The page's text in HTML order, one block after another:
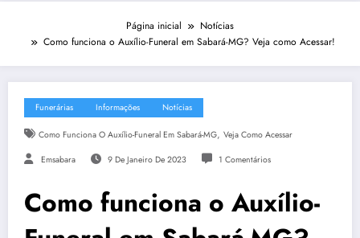
Página inicial
Notícias
Como funciona o Auxílio-Funeral em Sabará-MG? Veja como Acessar!
Funerárias Informações Notícias
Como Funciona O Auxílio-Funeral Em Sabará-MG, Veja Como Acessar
Emsabara 9 De Janeiro De 2023 1 Comentários
Como funciona o Auxílio-